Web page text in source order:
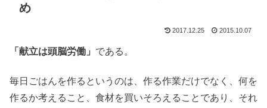
め
2017.12.25 2015.10.07
「献立は頭脳労働」 である。
毎日ごはんを作るというのは、作る作業だけでなく、何を
作るか考えること、食材を買いそろえることであり、それ